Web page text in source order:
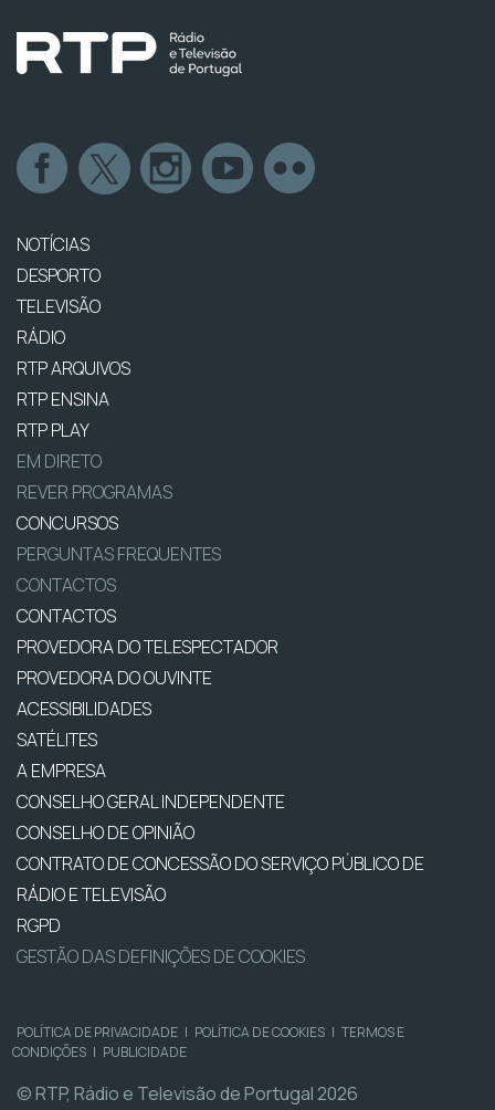
NOTÍCIAS
DESPORTO
TELEVISÃO
RÁDIO
RTP ARQUIVOS
RTP ENSINA
RTP PLAY
EM DIRETO
REVER PROGRAMAS
CONCURSOS
PERGUNTAS FREQUENTES
CONTACTOS
CONTACTOS
PROVEDORA DO TELESPECTADOR
PROVEDORA DO OUVINTE
ACESSIBILIDADES
SATÉLITES
A EMPRESA
CONSELHO GERAL INDEPENDENTE
CONSELHO DE OPINIÃO
CONTRATO DE CONCESSÃO DO SERVIÇO PÚBLICO DE
RÁDIO E TELEVISÃO
RGPD
GESTÃO DAS DEFINIÇÕES DE COOKIES
POLÍTICA DE PRIVACIDADE | POLÍTICA DE COOKIES | TERMOS E
CONDIÇÕES | PUBLICIDADE
© RTP, Rádio e Televisão de Portugal 2026